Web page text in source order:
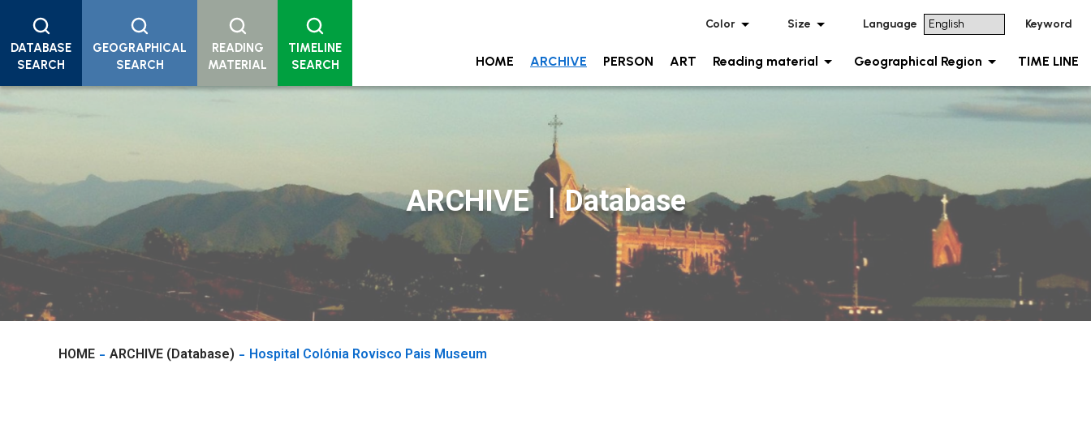
HOME ARCHIVE PERSON ART Reading material Geographical Region TIME LINE
Color Size Language Keyword
DATABASE
SEARCH
GEOGRAPHICAL
SEARCH
READING
MATERIAL
TIMELINE
SEARCH
ARCHIVE ｜Database
HOME ARCHIVE (Database) Hospital Colónia Rovisco Pais Museum